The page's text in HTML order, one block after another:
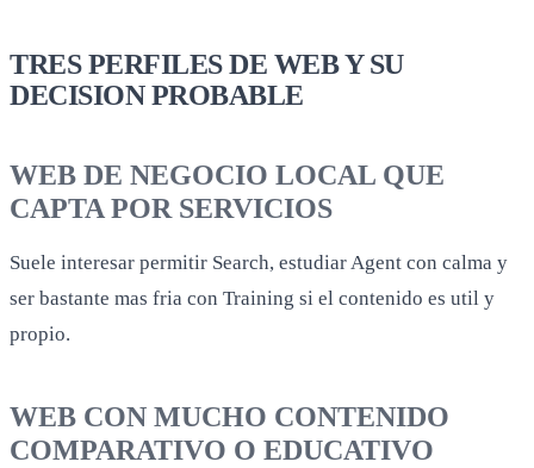
TRES PERFILES DE WEB Y SU
DECISION PROBABLE
WEB DE NEGOCIO LOCAL QUE
CAPTA POR SERVICIOS
Suele interesar permitir Search, estudiar Agent con calma y
ser bastante mas fria con Training si el contenido es util y
propio.
WEB CON MUCHO CONTENIDO
COMPARATIVO O EDUCATIVO